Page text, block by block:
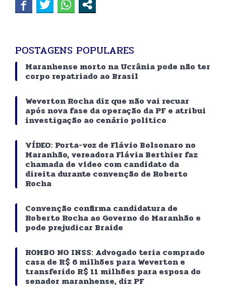
POSTAGENS POPULARES
Maranhense morto na Ucrânia pode não ter
corpo repatriado ao Brasil
Weverton Rocha diz que não vai recuar
após nova fase da operação da PF e atribui
investigação ao cenário político
VÍDEO: Porta-voz de Flávio Bolsonaro no
Maranhão, vereadora Flávia Berthier faz
chamada de vídeo com candidato da
direita durante convenção de Roberto
Rocha
Convenção confirma candidatura de
Roberto Rocha ao Governo do Maranhão e
pode prejudicar Braide
ROMBO NO INSS: Advogado teria comprado
casa de R$ 6 milhões para Weverton e
transferido R$ 11 milhões para esposa do
senador maranhense, diz PF